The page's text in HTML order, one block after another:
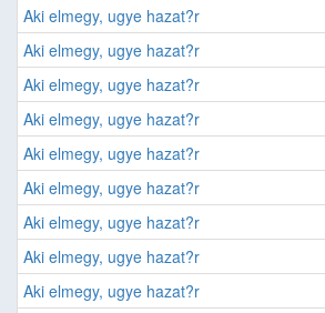
Aki elmegy, ugye hazat?r
Aki elmegy, ugye hazat?r
Aki elmegy, ugye hazat?r
Aki elmegy, ugye hazat?r
Aki elmegy, ugye hazat?r
Aki elmegy, ugye hazat?r
Aki elmegy, ugye hazat?r
Aki elmegy, ugye hazat?r
Aki elmegy, ugye hazat?r